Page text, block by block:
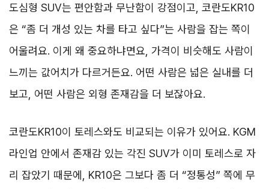
도심형 SUV는 편안함과 무난함이 강점이고, 코란도KR10
은 “좀 더 개성 있는 차를 타고 싶다”는 사람을 잡는 쪽이
어울려요. 이게 왜 중요하냐면요, 가격이 비슷해도 사람이
느끼는 값어치가 다르거든요. 어떤 사람은 넓은 실내를 더
보고, 어떤 사람은 외형 존재감을 더 보잖아요.
코란도KR10이 토레스와도 비교되는 이유가 있어요. KGM
라인업 안에서 존재감 있는 각진 SUV가 이미 토레스로 자
리 잡았기 때문에, KR10은 그보다 좀 더 “정통성” 쪽에 무